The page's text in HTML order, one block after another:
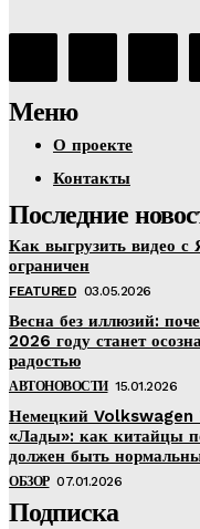
Меню
О проекте
Контакты
Последние
Как выгрузить видео с
ограничен
FEATURED 03.05.2026
Весна без иллюзий:
2026 году станет
радостью
АВТОНОВОСТИ 15.01.2026
Немецкий Volkswagen
«Лады»: как китайцы
должен быть
ОБЗОР 07.01.2026
Подписка